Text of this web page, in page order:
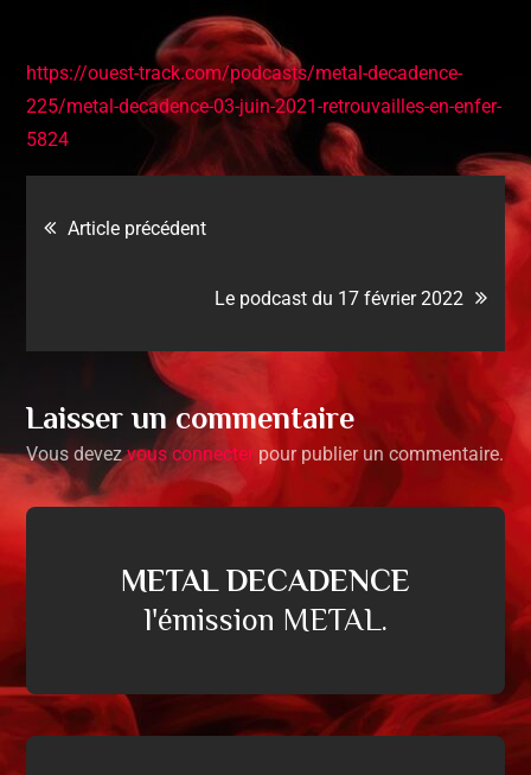
https://ouest-track.com/podcasts/metal-decadence-
225/metal-decadence-03-juin-2021-retrouvailles-en-enfer-
5824
Article précédent
Le podcast du 17 février 2022
Laisser un commentaire
Vous devezvous connecter pour publier un commentaire.
METAL DECADENCE
l'émission METAL.